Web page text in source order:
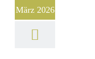
März 2026